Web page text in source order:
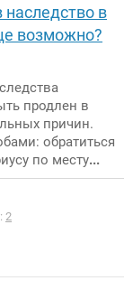
наследство в
возможно?
продлен в
причин.
обратиться
по месту...
2